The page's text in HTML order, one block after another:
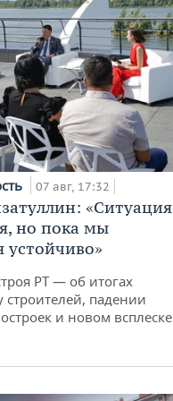
07 авг, 17:32
«Ситуация
но пока мы
устойчиво»
РТ — об итогах
строителей, падении
и новом всплеске